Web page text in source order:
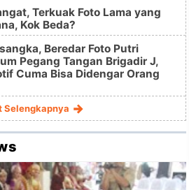
Terkuak Foto Lama yang
Kok Beda?
Beredar Foto Putri
Pegang Tangan Brigadir J,
Cuma Bisa Didengar Orang
Selengkapnya